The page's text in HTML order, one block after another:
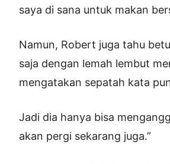
saya di sana untuk makan
Namun, Robert juga tahu
saja dengan lemah lembut
mengatakan sepatah kata
Jadi dia hanya bisa
akan pergi sekarang juga.”